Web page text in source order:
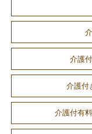
介護
介護付
介護付有